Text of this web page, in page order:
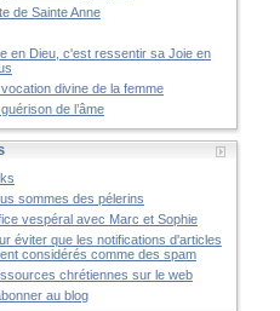
de Sainte Anne
en Dieu, c'est ressentir sa Joie en
vocation divine de la femme
de l’âme
sommes des pélerins
vespéral avec Marc et Sophie
éviter que les notifications d'articles
considérés comme des spam
chrétiennes sur le web
au blog